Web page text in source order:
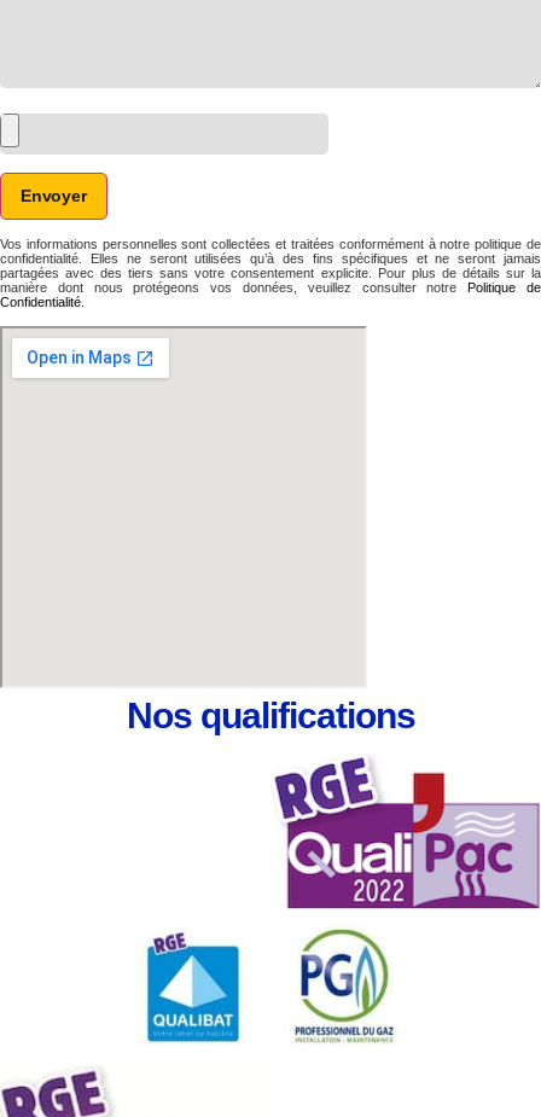
Envoyer
Vos informations personnelles sont collectées et traitées conformément à notre politique de
confidentialité. Elles ne seront utilisées qu’à des fins spécifiques et ne seront jamais
partagées avec des tiers sans votre consentement explicite. Pour plus de détails sur la
manière dont nous protégeons vos données, veuillez consulter notrePolitique de
Confidentialité.
Nosqualifications